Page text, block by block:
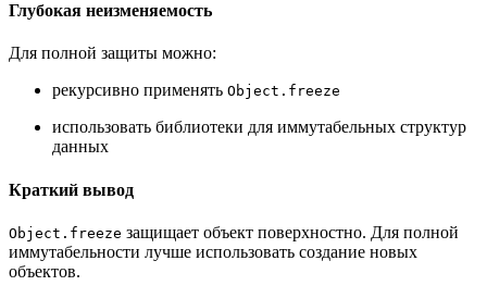
Глубокая неизменяемость
Для полной защиты можно:
рекурсивно применять Object.freeze
использовать библиотеки для иммутабельных структур
данных
Краткий вывод
Object.freeze защищает объект поверхностно. Для полной
иммутабельности лучше использовать создание новых
объектов.